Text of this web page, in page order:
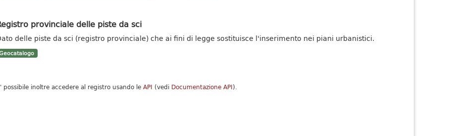
provinciale delle piste da sci
delle piste da sci (registro provinciale) che ai fini di legge sostituisce l'inserimento nei piani urbanistici.
possibile inoltre accedere al registro usando le API (vedi Documentazione API).